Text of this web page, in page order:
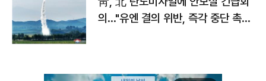
의…"유엔 결의 위반, 즉각 중단 촉